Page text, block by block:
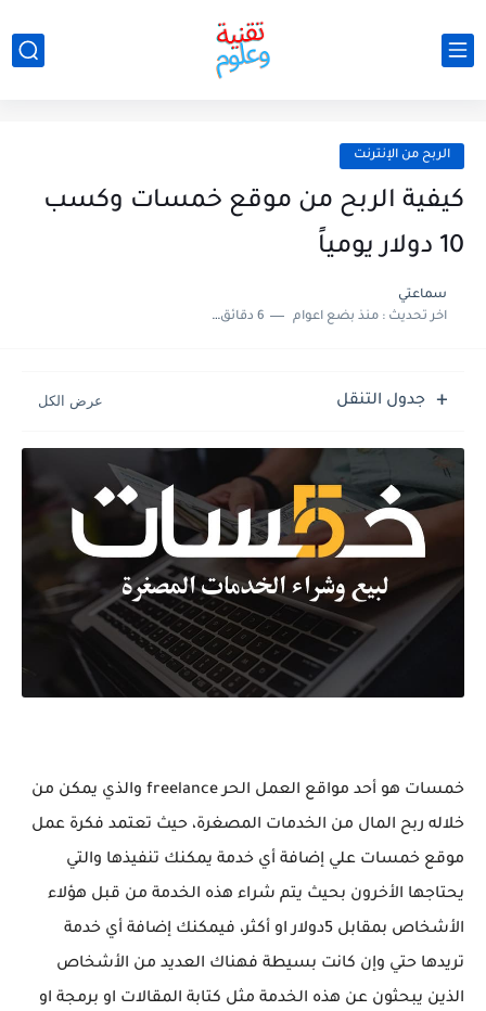
الربح من الإنترنت
كيفية الربح من موقع خمسات وكسب
10 دولار يومياً
سماعتي
اخر تحديث :منذ بضع اعوام 6 دقائق للقراءة
جدول التنقل
خمسات هو أحد مواقع العمل الحر freelance والذي يمكن من
خلاله ربح المال من الخدمات المصغرة، حيث تعتمد فكرة عمل
موقع خمسات علي إضافة أي خدمة يمكنك تنفيذها والتي
يحتاجها الأخرون بحيث يتم شراء هذه الخدمة من قبل هؤلاء
الأشخاص بمقابل 5دولار او أكثر، فيمكنك إضافة أي خدمة
تريدها حتي وإن كانت بسيطة فهناك العديد من الأشخاص
الذين يبحثون عن هذه الخدمة مثل كتابة المقالات او برمجة او